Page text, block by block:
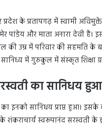
प्रदेश के प्रतापगढ़ में स्वामी
पांडेय और माता अनारा देवी है।
उम्र में परिवार की सहमति के
सानिध्य में गुरुकुल में संस्कृत शिक्षा
का सानिधय हुआ
इनको सानिधय प्राप्त हुआ। इसके
शंकराचार्य स्वरूपानंद सरस्वती